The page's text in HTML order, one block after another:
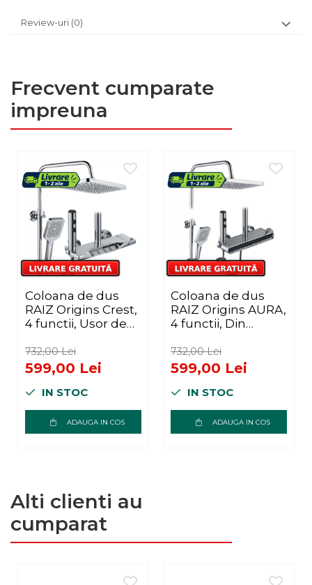
Review-uri (0)
Frecvent cumparate
impreuna
Coloana de dus
RAIZ Origins Crest,
4 functii, Usor de
ridicata, Jet
reglabil, Materiale
premium, Dus fix
cu functie ploaie,
Functie bideu,
Argintiu
732,00 Lei
599,00 Lei
IN STOC
ADAUGA IN COS
Coloana de dus
RAIZ Origins AURA,
4 functii, Din
montat, jet
reglabil, Afisaj
electronic,
materiale
premium,
Presiune ridicata,
Dus fix cu functie
732,00 Lei
599,00 Lei
IN STOC
ADAUGA IN COS
Alti clienti au
cumparat